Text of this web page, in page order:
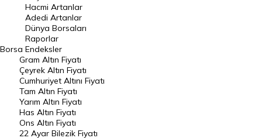
Hacmi Artanlar
Geçmiş Kapanışlar
Dünya Borsaları
Raporlar
Endeksler
DÖVİZ
Döviz Kuru
Borsa
Hacmi Artanlar
Adedi Artanlar
Dünya Borsaları
Raporlar
Endeksler
Gram Altın Fiyatı
Çeyrek Altın Fiyatı
Cumhuriyet Altını Fiyatı
Tam Altın Fiyatı
Yarım Altın Fiyatı
Has Altın Fiyatı
Ons Altın Fiyatı
22 Ayar Bilezik Fiyatı